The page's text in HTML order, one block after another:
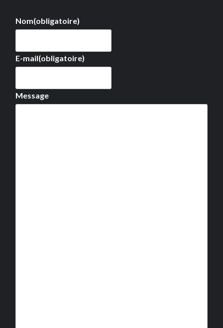
Nom(obligatoire)
E-mail(obligatoire)
Message